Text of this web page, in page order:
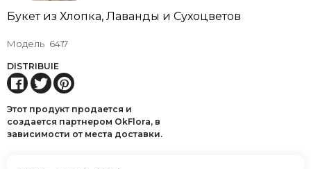
Букет из Хлопка, Лаванды и Сухоцветов
Модель 6417
DISTRIBUIE
Этот продукт продается и
создается партнером OkFlora, в
зависимости от места доставки.